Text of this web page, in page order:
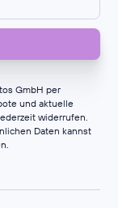
GmbH per
und aktuelle
widerrufen.
Daten kannst